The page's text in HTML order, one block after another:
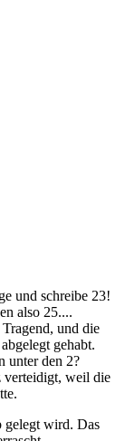
und schreibe 23!
also 25....
und die
gehabt.
unter den 2?
verteidigt, weil die
gelegt wird. Das